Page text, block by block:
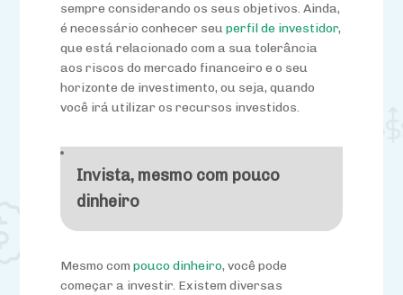
sempre considerando os seus objetivos. Ainda,
é necessário conhecer seuperfil de investidor,
que está relacionado com a sua tolerância
aos riscos do mercado financeiro e o seu
horizonte de investimento, ou seja, quando
você irá utilizar os recursos investidos.
Invista, mesmo com pouco
dinheiro
Mesmo compouco dinheiro, você pode
começar a investir. Existem diversas